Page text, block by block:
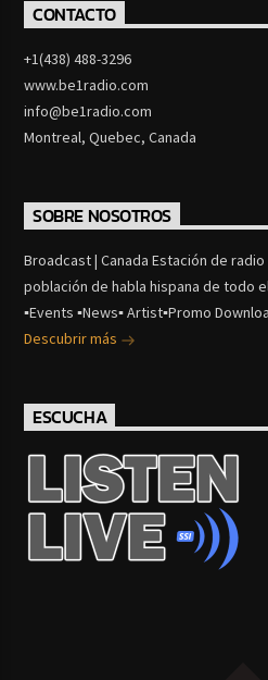
CONTACTO
+1(438) 488-3296
www.be1radio.com
info@be1radio.com
Montreal, Quebec, Canada
SOBRE NOSOTROS
Broadcast | Canada Estación de
población de habla hispana de todo
▪Events ▪News▪ Artist▪Promo
Descubrir más
ESCUCHA